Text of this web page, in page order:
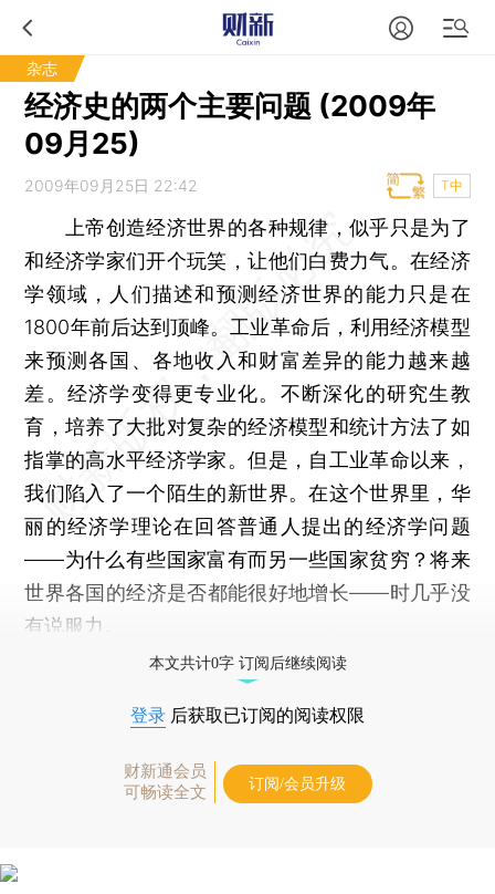
杂志
经济史的两个主要问题 (2009年
09月25)
2009年09月25日 22:42 T中
上帝创造经济世界的各种规律，似乎只是为了
和经济学家们开个玩笑，让他们白费力气。在经济
学领域，人们描述和预测经济世界的能力只是在
1800年前后达到顶峰。工业革命后，利用经济模型
来预测各国、各地收入和财富差异的能力越来越
差。经济学变得更专业化。不断深化的研究生教
育，培养了大批对复杂的经济模型和统计方法了如
指掌的高水平经济学家。但是，自工业革命以来，
我们陷入了一个陌生的新世界。在这个世界里，华
丽的经济学理论在回答普通人提出的经济学问题
——为什么有些国家富有而另一些国家贫穷？将来
世界各国的经济是否都能很好地增长——时几乎没
有说服力。
本文共计0字 订阅后继续阅读
登录 后获取已订阅的阅读权限
财新通会员
可畅读全文
订阅/会员升级